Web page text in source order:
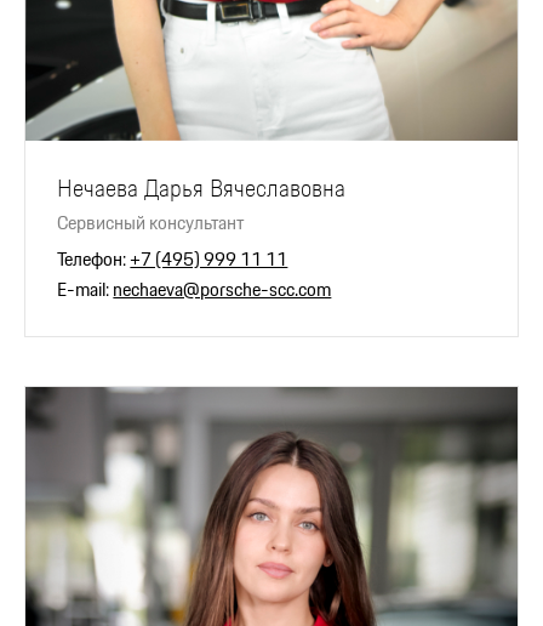
Нечаева Дарья Вячеславовна
Сервисный консультант
Телефон:+7 (495) 999 11 11
E-mail:nechaeva@porsche-scc.com